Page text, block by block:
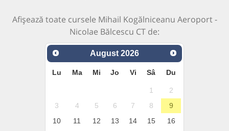
Afișează toate cursele Mihail Kogălniceanu Aeroport -
Nicolae Bălcescu CT de:
August 2026
Lu Ma Mi Jo Vi Sâ Du
1
2
3
4 5 6 7 8
9
10
11 12 13 14 15
16